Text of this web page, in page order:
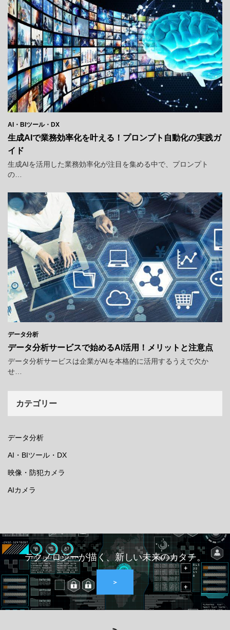
AI・BIツール・DX
生成AIで業務効率化を叶える！プロンプト自動化の実践ガ
イド
生成AIを活用した業務効率化が注目を集める中で、プロンプト
の…
データ分析
データ分析サービスで始めるAI活用！メリットと注意点
データ分析サービスは企業がAIを本格的に活用するうえで欠か
せ…
カテゴリー
データ分析
AI・BIツール・DX
映像・防犯カメラ
AIカメラ
テクノロジーが描く、新しい未来のカタチ。
＞